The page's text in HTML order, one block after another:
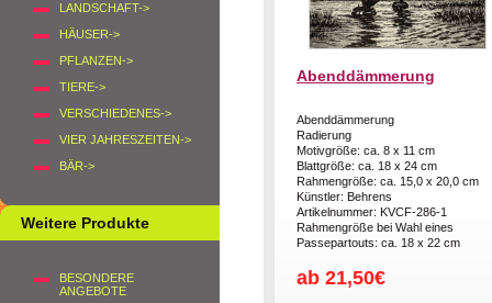
LANDSCHAFT->
HÄUSER->
PFLANZEN->
TIERE->
VERSCHIEDENES->
VIER JAHRESZEITEN->
BÄR->
Weitere Produkte
BESONDERE
ANGEBOTE
Abenddämmerung
Abenddämmerung
Radierung
Motivgröße: ca. 8 x 11 cm
Blattgröße: ca. 18 x 24 cm
Rahmengröße: ca. 15,0 x 20,0 cm
Künstler: Behrens
Artikelnummer: KVCF-286-1
Rahmengröße bei Wahl eines
Passepartouts: ca. 18 x 22 cm
ab 21,50€